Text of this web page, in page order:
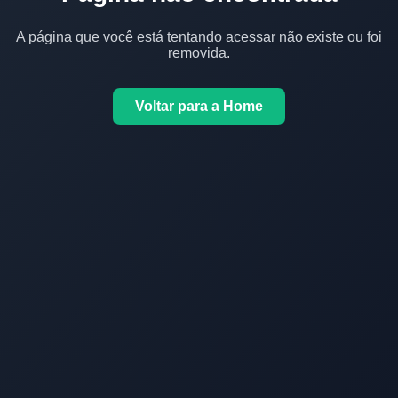
A página que você está tentando acessar não existe ou foi
removida.
Voltar para a Home